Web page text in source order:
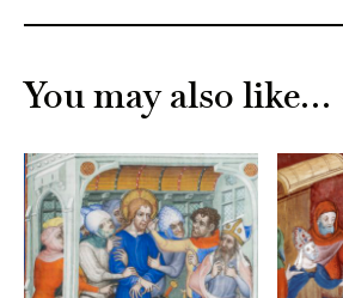
You may also like…